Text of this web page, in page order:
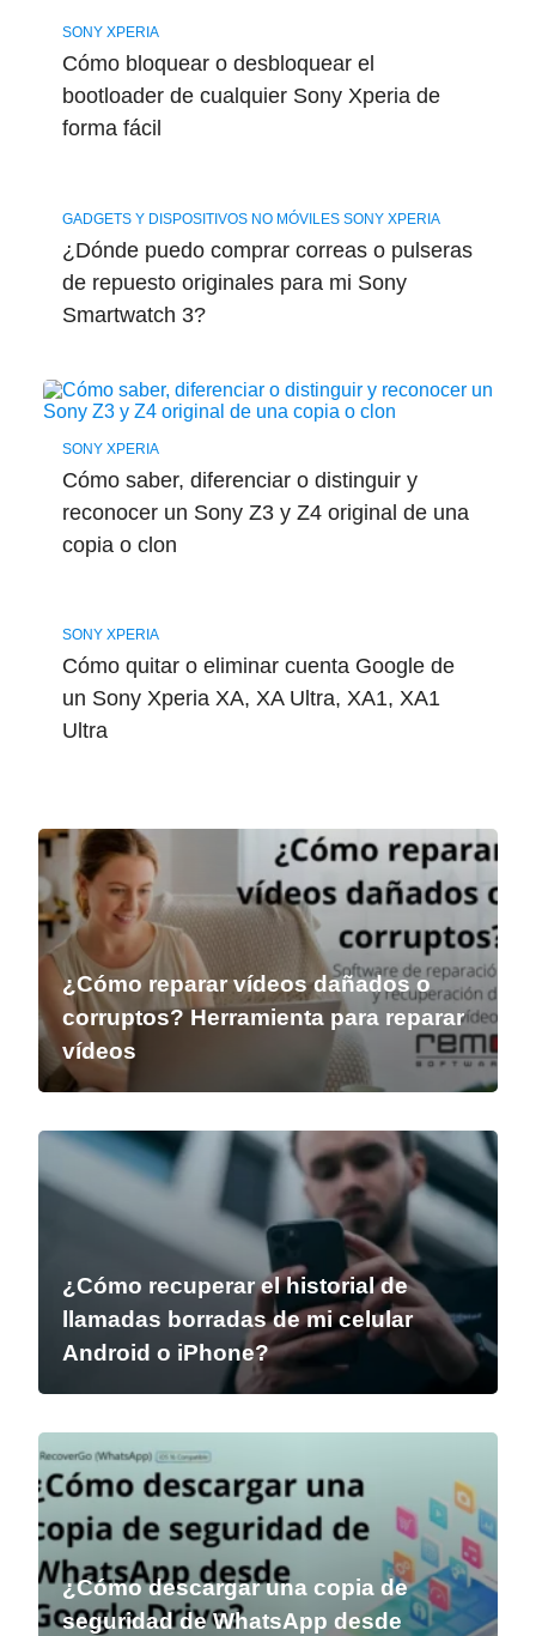
SONY XPERIA
Cómo bloquear o desbloquear el
bootloader de cualquier Sony Xperia de
forma fácil
GADGETS Y DISPOSITIVOS NO MÓVILES SONY XPERIA
¿Dónde puedo comprar correas o pulseras
de repuesto originales para mi Sony
Smartwatch 3?
SONY XPERIA
Cómo saber, diferenciar o distinguir y
reconocer un Sony Z3 y Z4 original de una
copia o clon
SONY XPERIA
Cómo quitar o eliminar cuenta Google de
un Sony Xperia XA, XA Ultra, XA1, XA1
Ultra
¿Cómo reparar vídeos dañados o
corruptos? Herramienta para reparar
vídeos
¿Cómo recuperar el historial de
llamadas borradas de mi celular
Android o iPhone?
¿Cómo descargar una copia de
seguridad de WhatsApp desde